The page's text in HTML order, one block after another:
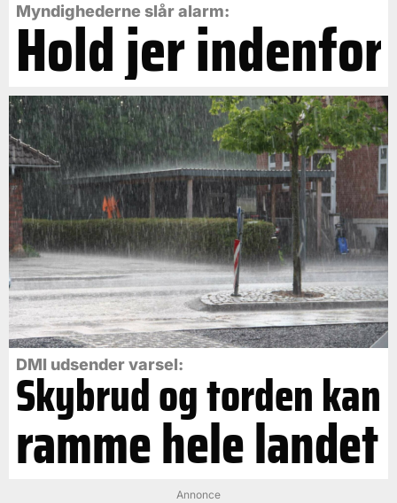
Myndighederne slår alarm:
Hold jer indenfor
DMI udsender varsel:
Skybrud og torden kan
ramme hele landet
Annonce